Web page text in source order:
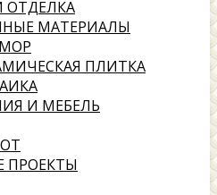
ОТДЕЛКА
МАТЕРИАЛЫ
ПЛИТКА
И МЕБЕЛЬ
ПРОЕКТЫ